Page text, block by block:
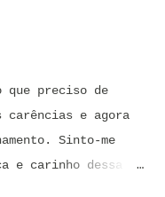
que preciso de
carências e agora
Sinto-me
e carinho dessa